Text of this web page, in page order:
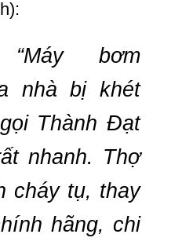
bơm
nhà bị khét
Thành Đạt
nhanh. Thợ
cháy tụ, thay
hãng, chi